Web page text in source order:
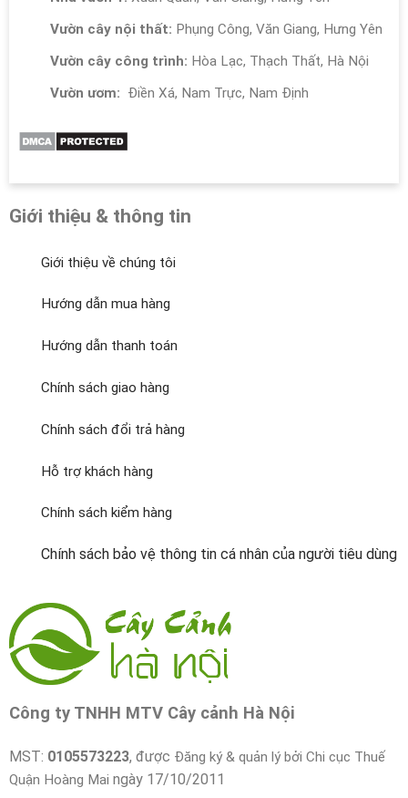
Vườn cây nội thất: Phụng Công, Văn Giang, Hưng Yên
Vườn cây công trình: Hòa Lạc, Thạch Thất, Hà Nội
Vườn ươm: Điền Xá, Nam Trực, Nam Định
Giới thiệu & thông tin
Giới thiệu về chúng tôi
Hướng dẫn mua hàng
Hướng dẫn thanh toán
Chính sách giao hàng
Chính sách đổi trả hàng
Hỗ trợ khách hàng
Chính sách kiểm hàng
Chính sách bảo vệ thông tin cá nhân của người tiêu dùng
Công ty TNHH MTV Cây cảnh Hà Nội
MST: 0105573223, được Đăng ký & quản lý bởi Chi cục Thuế
Quận Hoàng Mai ngày 17/10/2011